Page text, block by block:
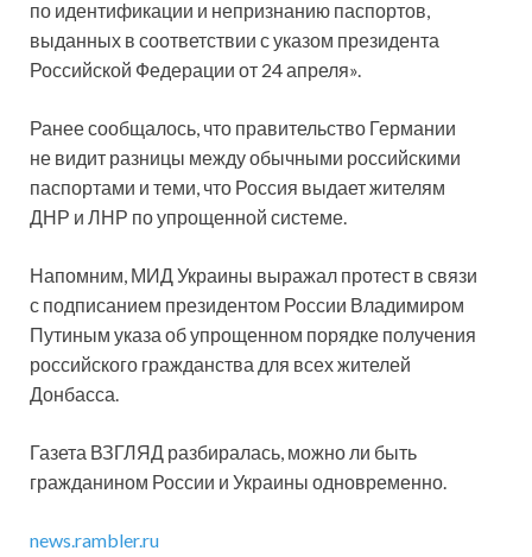
по идентификации и непризнанию паспортов,
выданных в соответствии с указом президента
Российской Федерации от 24 апреля».
Ранее сообщалось, что правительство Германии
не видит разницы между обычными российскими
паспортами и теми, что Россия выдает жителям
ДНР и ЛНР по упрощенной системе.
Напомним, МИД Украины выражал протест в связи
с подписанием президентом России Владимиром
Путиным указа об упрощенном порядке получения
российского гражданства для всех жителей
Донбасса.
Газета ВЗГЛЯД разбиралась, можно ли быть
гражданином России и Украины одновременно.
news.rambler.ru